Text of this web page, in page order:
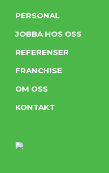
PERSONAL
JOBBA HOS OSS
REFERENSER
FRANCHISE
OM OSS
KONTAKT